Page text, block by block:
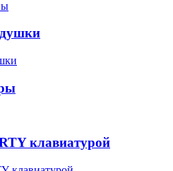
клавиатурой